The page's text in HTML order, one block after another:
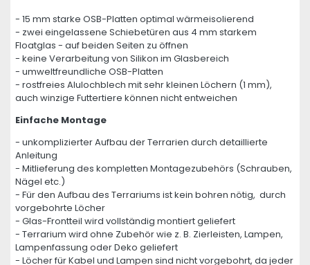
- 15 mm starke OSB-Platten optimal wärmeisolierend
- zwei eingelassene Schiebetüren aus 4 mm starkem
Floatglas - auf beiden Seiten zu öffnen
- keine Verarbeitung von Silikon im Glasbereich
- umweltfreundliche OSB-Platten
- rostfreies Alulochblech mit sehr kleinen Löchern (1 mm),
auch winzige Futtertiere können nicht entweichen
Einfache Montage
- unkomplizierter Aufbau der Terrarien durch detaillierte
Anleitung
- Mitlieferung des kompletten Montagezubehörs (Schrauben,
Nägel etc.)
- Für den Aufbau des Terrariums ist kein bohren nötig, durch
vorgebohrte Löcher
- Glas-Frontteil wird vollständig montiert geliefert
- Terrarium wird ohne Zubehör wie z. B. Zierleisten, Lampen,
Lampenfassung oder Deko geliefert
- Löcher für Kabel und Lampen sind nicht vorgebohrt, da jeder